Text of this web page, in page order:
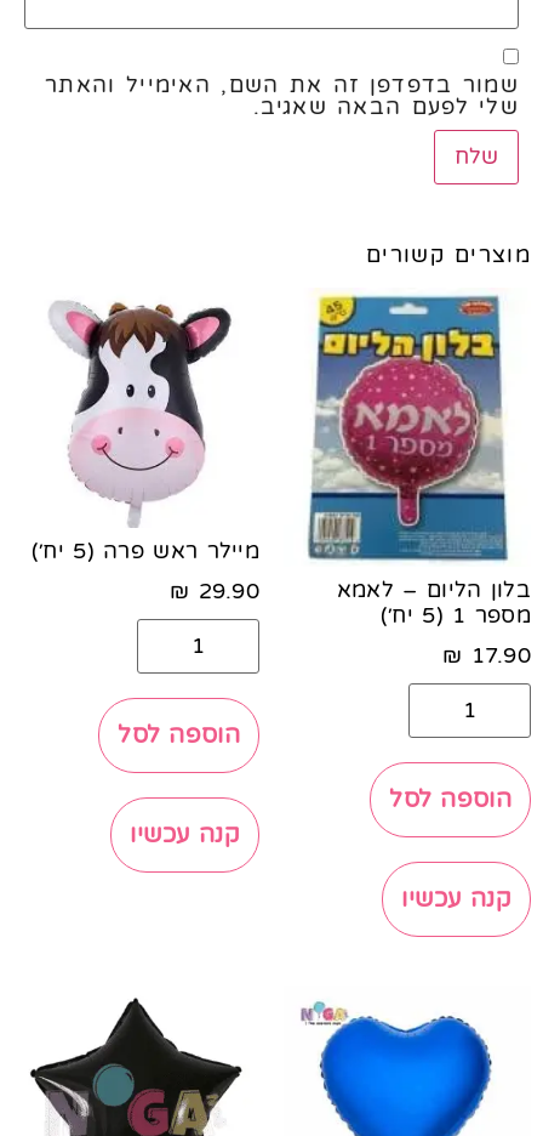
שמור בדפדפן זה את השם, האימייל והאתר
שלי לפעם הבאה שאגיב.
מוצרים קשורים
בלון הליום – לאמא
מספר 1 (5 יח׳)
17.90
₪
הוספה לסל
קנה עכשיו
מיילר ראש פרה (5 יח׳)
29.90
₪
הוספה לסל
קנה עכשיו